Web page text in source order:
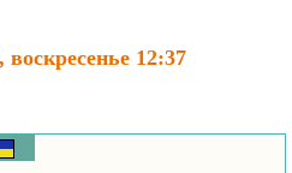
воскресенье 12:37